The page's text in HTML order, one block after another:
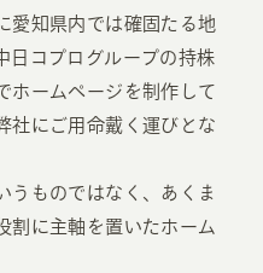
愛知県内では確固たる地
日コプログループの持株
ホームページを制作して
社にご用命戴く運びとな
うものではなく、あくま
割に主軸を置いたホーム